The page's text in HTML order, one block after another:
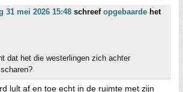
31 mei 2026 15:48 schreef opgebaarde het
dat het die westerlingen zich achter
lult af en toe echt in de ruimte met zijn